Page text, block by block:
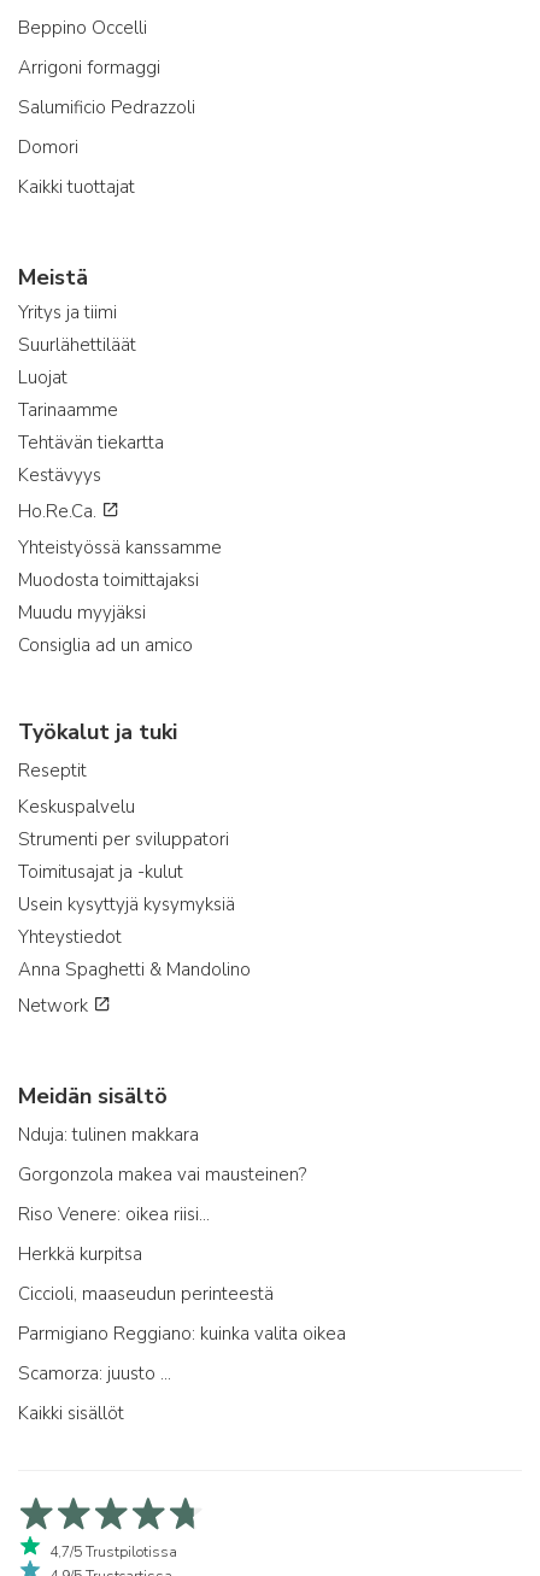
Beppino Occelli
Arrigoni formaggi
Salumificio Pedrazzoli
Domori
Kaikki tuottajat
Meistä
Yritys ja tiimi
Suurlähettiläät
Luojat
Tarinaamme
Tehtävän tiekartta
Kestävyys
Ho.Re.Ca.
Yhteistyössä kanssamme
Muodosta toimittajaksi
Muudu myyjäksi
Consiglia ad un amico
Työkalut ja tuki
Reseptit
Keskuspalvelu
Strumenti per sviluppatori
Toimitusajat ja -kulut
Usein kysyttyjä kysymyksiä
Yhteystiedot
Anna Spaghetti & Mandolino
Network
Meidän sisältö
Nduja: tulinen makkara
Gorgonzola makea vai mausteinen?
Riso Venere: oikea riisi...
Herkkä kurpitsa
Ciccioli, maaseudun perinteestä
Parmigiano Reggiano: kuinka valita oikea
Scamorza: juusto ...
Kaikki sisällöt
4,7/5 Trustpilotissa